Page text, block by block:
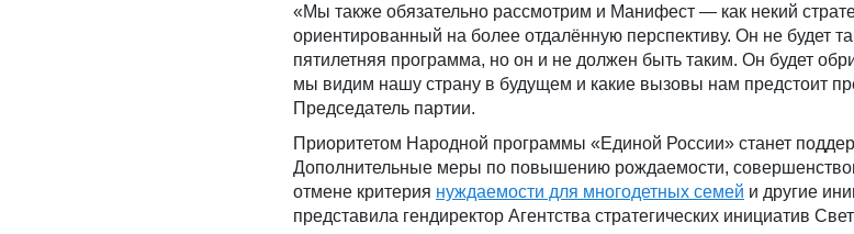
«Мы также обязательно рассмотрим и Манифест — как некий
ориентированный на более отдалённую перспективу. Он не будет
пятилетняя программа, но он и не должен быть таким. Он будет
мы видим нашу страну в будущем и какие вызовы нам предстоит
Председатель партии.
Приоритетом Народной программы «Единой России» станет
Дополнительные меры по повышению рождаемости,
отмене критерия нуждаемости для многодетных семей и другие
представила гендиректор Агентства стратегических инициатив